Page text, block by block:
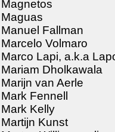
Fallman
Volmaro
Lapi, a.k.a
Dholkawala
van Aerle
Fennell
Kelly
Kunst